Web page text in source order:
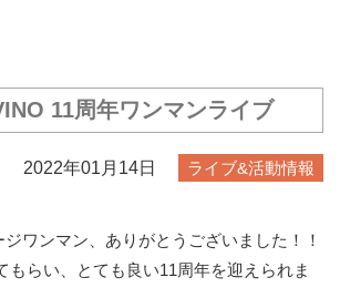
11周年ワンマンライブ
2022年01月14日 ライブ&活動情報
ワンマン、ありがとうございました！！
もらい、とても良い11周年を迎えられま